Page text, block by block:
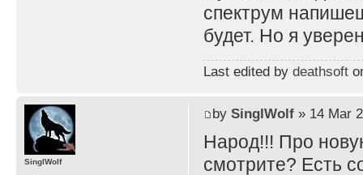
спектрум
будет. Но я
Last edited by deathsoft
by SinglWolf» 14 Mar
Народ!!! Про
смотрите? Есть
SinglWolf